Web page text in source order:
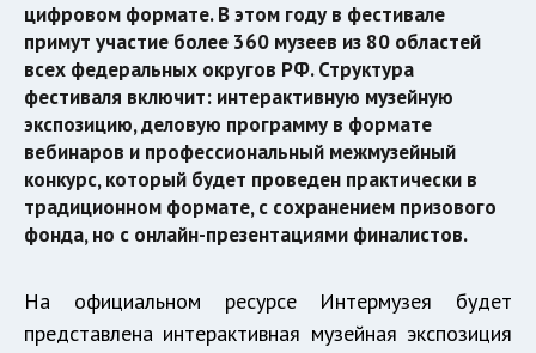
цифровом формате. В этом году в фестивале
примут участие более 360 музеев из 80 областей
всех федеральных округов РФ. Структура
фестиваля включит: интерактивную музейную
экспозицию, деловую программу в формате
вебинаров и профессиональный межмузейный
конкурс, который будет проведен практически в
традиционном формате, с сохранением призового
фонда, но с онлайн-презентациями финалистов.
На официальном ресурсе Интермузея будет
представлена интерактивная музейная экспозиция